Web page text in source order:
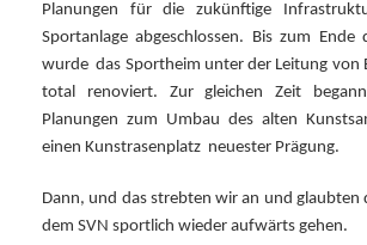
Planungen fürdie zukünftige
Sportanlage abgeschlossen. Bis zum Ende
wurde das Sportheim unter der Leitung von
total renoviert. Zur gleichen Zeit
Planungen zum Umbau des alten
einen Kunstrasenplatz neuester Prägung.
Dann, und das strebten wir an und glaubten
dem SVN sportlich wieder aufwärts gehen.